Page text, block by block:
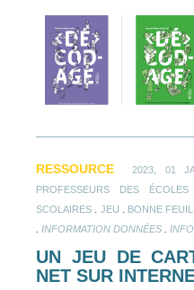
RESSOURCE 2023, 01
PROFESSEURS DES ÉCOLES
SCOLAIRES
JEU BONNE
INFORMATION DONNÉES
UN JEU DE
NET SUR